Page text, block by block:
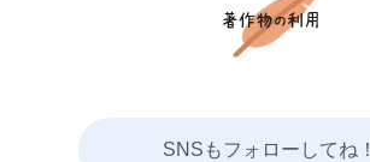
SNSもフォローしてね！